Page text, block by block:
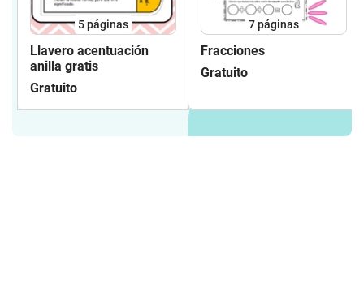
5páginas
Llavero acentuación
anilla gratis
Gratuito
7páginas
Fracciones
Gratuito